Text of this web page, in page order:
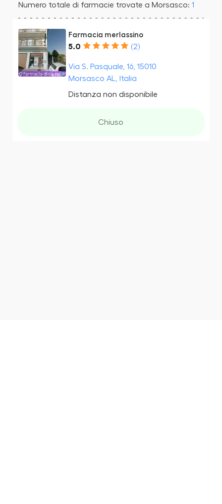
Numero totale di farmacie trovate a Morsasco: 1
Farmacia merlassino
5.0 (2)
Via S. Pasquale, 16, 15010
Morsasco AL, Italia
Distanza non disponibile
Chiuso